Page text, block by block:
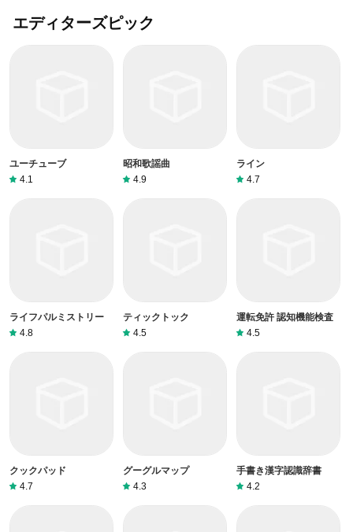
エディターズピック
ユーチューブ
4.1
昭和歌謡曲
4.9
ライン
4.7
ライフパルミストリー
4.8
ティックトック
4.5
運転免許 認知機能検査
4.5
クックパッド
4.7
グーグルマップ
4.3
手書き漢字認識辞書
4.2